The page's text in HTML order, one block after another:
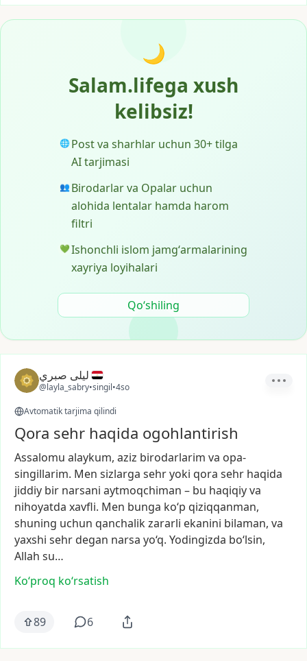
🌙
Salam.lifega xush
kelibsiz!
🌐 Post va sharhlar uchun 30+ tilga
AI tarjimasi
👥 Birodarlar va Opalar uchun
alohida lentalar hamda harom
filtri
💚Ishonchli islom jamgʻarmalarining
xayriya loyihalari
Qoʻshiling
ليلى صبري
@layla_sabry•singil•4so
Avtomatik tarjima qilindi
Qora sehr haqida ogohlantirish
Assalomu alaykum, aziz birodarlarim va opa-
singillarim. Men sizlarga sehryoki qora sehr haqida
jiddiy bir narsani aytmoqchiman – bu haqiqiyva
nihoyatda xavfli. Men bunga ko‘p qiziqqanman,
shuning uchun qanchalikzararli ekanini bilaman, va
yaxshi sehr degan narsa yo‘q. Yodingizda bo‘lsin,
Allah su…
Ko‘proq koʻrsatish
89 6